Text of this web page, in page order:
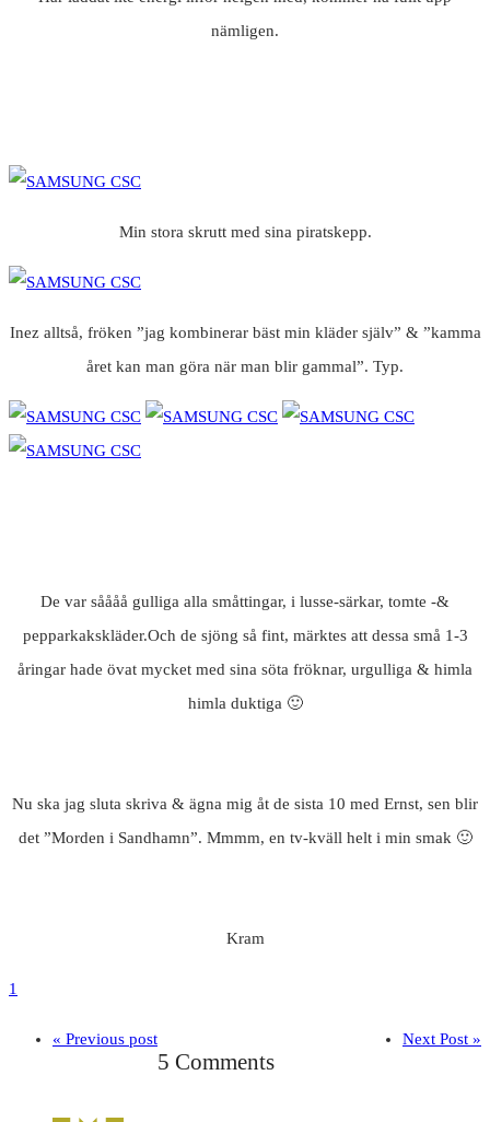
nämligen.
Min stora skrutt med sina piratskepp.
Inez alltså, fröken ”jag kombinerar bäst min kläder själv” & ”kamma
året kan man göra när man blir gammal”. Typ.
De var såååå gulliga alla småttingar, i lusse-särkar, tomte -&
pepparkakskläder.Och de sjöng så fint, märktes att dessa små 1-3
åringar hade övat mycket med sina söta fröknar, urgulliga & himla
himla duktiga 🙂
Nu ska jag sluta skriva & ägna mig åt de sista 10 med Ernst, sen blir
det ”Morden i Sandhamn”. Mmmm, en tv-kväll helt i min smak 🙂
Kram
1
« Previous post Next Post »
5 Comments